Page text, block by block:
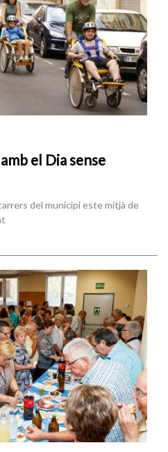
el Dia sense
del municipi este mitjà de